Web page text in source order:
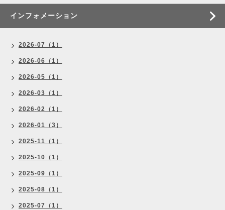
インフォメーション
2026-07（1）
2026-06（1）
2026-05（1）
2026-03（1）
2026-02（1）
2026-01（3）
2025-11（1）
2025-10（1）
2025-09（1）
2025-08（1）
2025-07（1）